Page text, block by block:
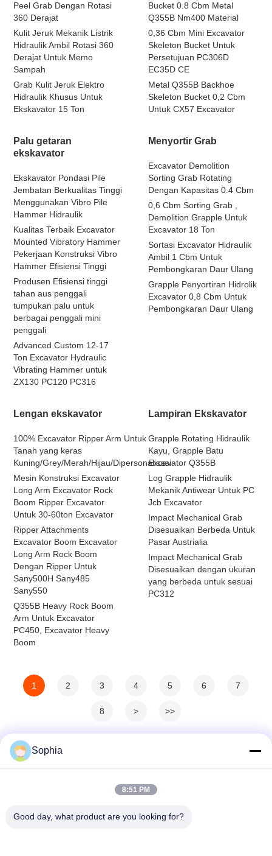
Peel Grab Dengan Rotasi
360 Derajat
Kulit Jeruk Mekanik Listrik
Hidraulik Ambil Rotasi 360
Derajat Untuk Memo
Sampah
Grab Kulit Jeruk Elektro
Hidraulik Khusus Untuk
Ekskavator 15 Ton
Bucket 0.8 Cbm Metal
Q355B Nm400 Material
0,36 Cbm Mini Excavator
Skeleton Bucket Untuk
Persetujuan PC306D
EC35D CE
Metal Q355B Backhoe
Skeleton Bucket 0,2 Cbm
Untuk CX57 Excavator
Palu getaran
ekskavator
Ekskavator Pondasi Pile
Jembatan Berkualitas Tinggi
Menggunakan Vibro Pile
Hammer Hidraulik
Kualitas Terbaik Excavator
Mounted Vibratory Hammer
Pekerjaan Konstruksi Vibro
Hammer Efisiensi Tinggi
Produsen Efisiensi tinggi
tahan aus penggali
tumpukan palu untuk
berbagai penggali mini
penggali
Advanced Custom 12-17
Ton Excavator Hydraulic
Vibrating Hammer untuk
ZX130 PC120 PC316
Menyortir Grab
Excavator Demolition
Sorting Grab Rotating
Dengan Kapasitas 0.4 Cbm
0,6 Cbm Sorting Grab ,
Demolition Grapple Untuk
Excavator 18 Ton
Sortasi Excavator Hidraulik
Ambil 1 Cbm Untuk
Pembongkaran Daur Ulang
Grapple Penyortiran Hidrolik
Excavator 0,8 Cbm Untuk
Pembongkaran Daur Ulang
Lengan ekskavator
100% Excavator Ripper Arm Untuk
Tanah yang keras
Kuning/Grey/Merah/Hijau/Dipersonalisasi
Mesin Konstruksi Excavator
Long Arm Excavator Rock
Boom Ripper Excavator
Untuk 30-60ton Excavator
Ripper Attachments
Excavator Boom Excavator
Long Arm Rock Boom
Dengan Ripper Untuk
Sany500H Sany485
Sany550
Q355B Heavy Rock Boom
Arm Untuk Excavator
PC450, Excavator Heavy
Boom
Lampiran Ekskavator
Grapple Rotating Hidraulik
Kayu, Grapple Batu
Excavator Q355B
Log Grapple Hidraulik
Mekanik Antiwear Untuk PC
Jcb Excavator
Impact Mechanical Grab
Disesuaikan Berbeda Untuk
Pasar Austrialia
Impact Mechanical Grab
Disesuaikan dengan ukuran
yang berbeda untuk sesuai
PC312
1 2 3 4 5 6 7
8 > >>
Sophia
8:51 PM
Good day, what product are you looking for?